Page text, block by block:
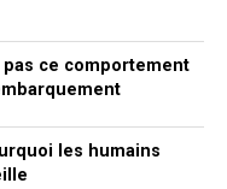
ce comportement
les humains